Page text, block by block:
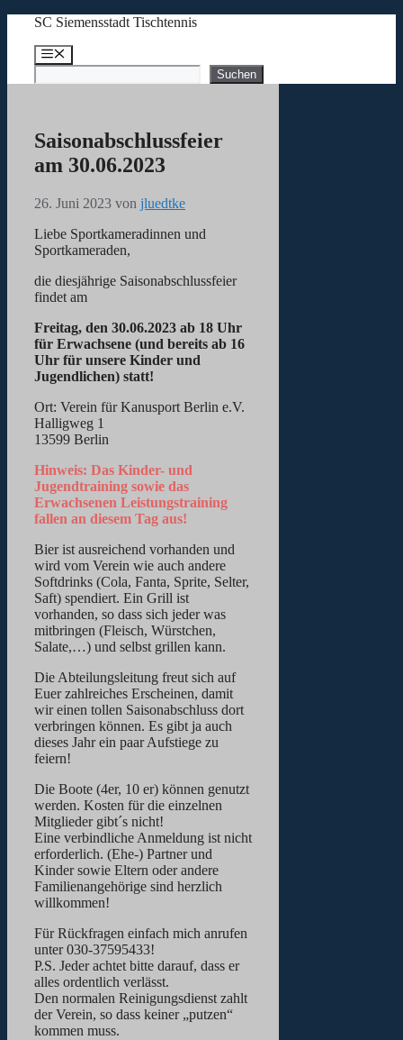
springen
SC Siemensstadt Tischtennis
Menü
Suchen Suchen
Saisonabschlussfeier
am 30.06.2023
26. Juni 2023 von jluedtke
Liebe Sportkameradinnen und
Sportkameraden,
die diesjährige Saisonabschlussfeier
findet am
Freitag, den 30.06.2023 ab 18 Uhr
für Erwachsene (und bereits ab 16
Uhr für unsere Kinder und
Jugendlichen) statt!
Ort: Verein für Kanusport Berlin e.V.
Halligweg 1
13599 Berlin
Hinweis: Das Kinder- und
Jugendtraining sowie das
Erwachsenen Leistungstraining
fallen an diesem Tag aus!
Bier ist ausreichend vorhanden und
wird vom Verein wie auch andere
Softdrinks (Cola, Fanta, Sprite, Selter,
Saft) spendiert. Ein Grill ist
vorhanden, so dass sich jeder was
mitbringen (Fleisch, Würstchen,
Salate,…) und selbst grillen kann.
Die Abteilungsleitung freut sich auf
Euer zahlreiches Erscheinen, damit
wir einen tollen Saisonabschluss dort
verbringen können. Es gibt ja auch
dieses Jahr ein paar Aufstiege zu
feiern!
Die Boote (4er, 10 er) können genutzt
werden. Kosten für die einzelnen
Mitglieder gibt´s nicht!
Eine verbindliche Anmeldung ist nicht
erforderlich. (Ehe-) Partner und
Kinder sowie Eltern oder andere
Familienangehörige sind herzlich
willkommen!
Für Rückfragen einfach mich anrufen
unter 030-37595433!
P.S. Jeder achtet bitte darauf, dass er
alles ordentlich verlässt.
Den normalen Reinigungsdienst zahlt
der Verein, so dass keiner „putzen“
kommen muss.